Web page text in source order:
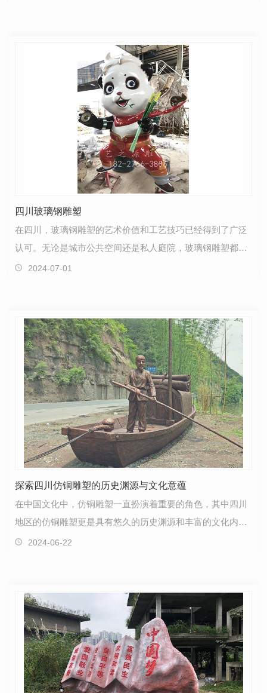
四川玻璃钢雕塑
在四川，玻璃钢雕塑的艺术价值和工艺技巧已经得到了广泛
认可。无论是城市公共空间还是私人庭院，玻璃钢雕塑都展
现出独特的美感与魅力。作为一种结合了玻璃纤维增强…
2024-07-01
探索四川仿铜雕塑的历史渊源与文化意蕴
在中国文化中，仿铜雕塑一直扮演着重要的角色，其中四川
地区的仿铜雕塑更是具有悠久的历史渊源和丰富的文化内
涵。走进四川，探索这些雕塑背后的故事与魅力。四川仿…
2024-06-22